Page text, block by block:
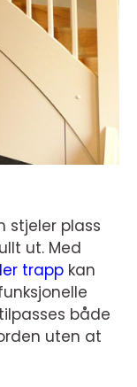
stjeler plass
ut. Med
trapp kan
både
uten at